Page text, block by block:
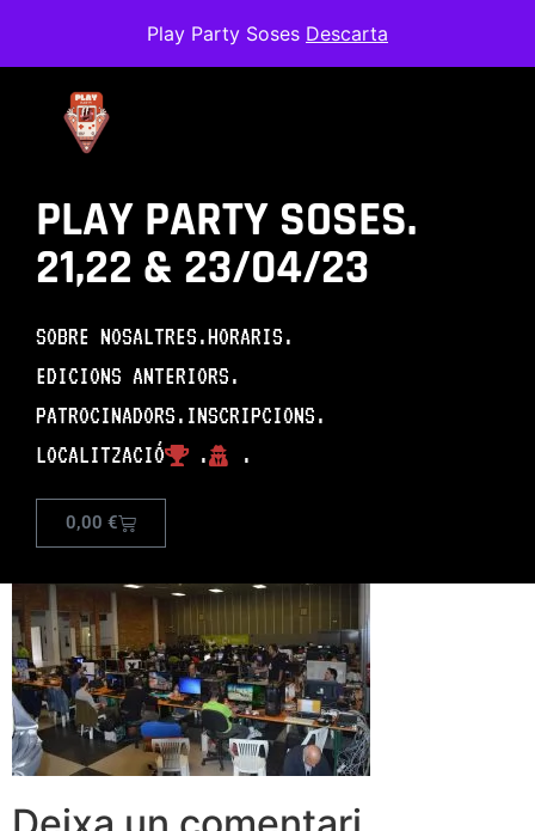
Play Party Soses Descarta
PLAY PARTY SOSES.
21,22 & 23/04/23
SOBRE NOSALTRES.HORARIS.
EDICIONS ANTERIORS.
PATROCINADORS. INSCRIPCIONS.
LOCALITZACIÓ
. .
0,00 €